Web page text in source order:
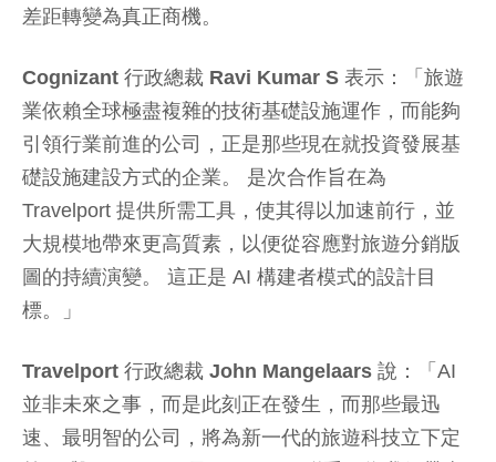
差距轉變為真正商機。
Cognizant 行政總裁 Ravi Kumar S 表示：「旅遊
業依賴全球極盡複雜的技術基礎設施運作，而能夠
引領行業前進的公司，正是那些現在就投資發展基
礎設施建設方式的企業。 是次合作旨在為
Travelport 提供所需工具，使其得以加速前行，並
大規模地帶來更高質素，以便從容應對旅遊分銷版
圖的持續演變。 這正是 AI 構建者模式的設計目
標。」
Travelport 行政總裁 John Mangelaars 說：「AI
並非未來之事，而是此刻正在發生，而那些最迅
速、最明智的公司，將為新一代的旅遊科技立下定